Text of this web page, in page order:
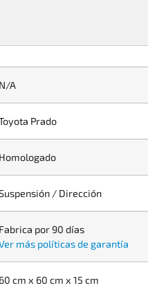
N/A
Prado
Homologado
/ Dirección
Fabrica por 90 días
más políticas de garantía
60 cm x 60 cm x 15 cm